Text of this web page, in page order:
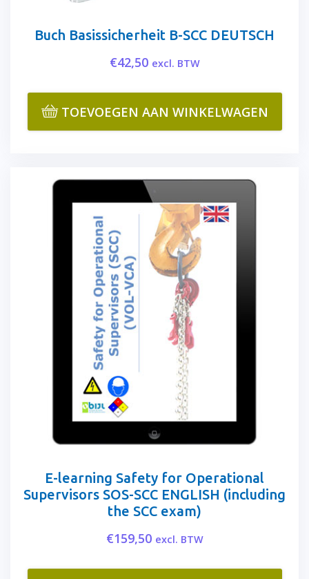
Buch Basissicherheit B-SCC DEUTSCH
€42,50 excl. BTW
TOEVOEGEN AAN WINKELWAGEN
E-learning Safety for Operational
Supervisors SOS-SCC ENGLISH (including
the SCC exam)
€159,50 excl. BTW